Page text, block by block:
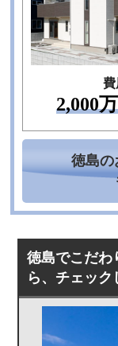
費
2,000
徳島の
徳島でこだわ
ら、チェッ